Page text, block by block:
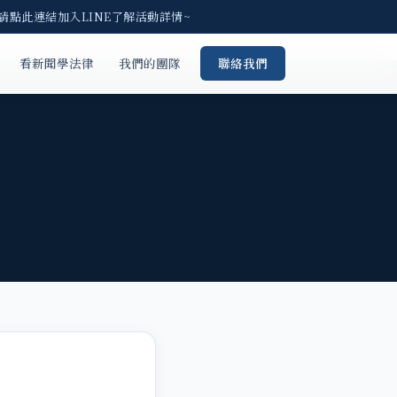
此連結加入LINE了解活動詳情~
看新聞學法律 我們的團隊 聯絡我們